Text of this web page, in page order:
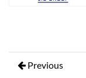
Previous